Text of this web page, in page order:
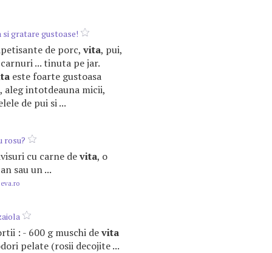
si gratare gustoase!
de porc, vita, pui,
... tinuta pe jar.
este foarte gustoasa
aleg intotdeauna micii,
de pui si ...
rosu?
cu carne devita, o
sau un ...
: - 600 g muschi devita
pelate (rosii decojite ...